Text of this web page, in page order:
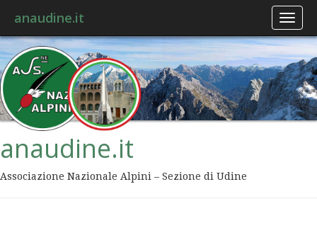
anaudine.it
anaudine.it
Associazione Nazionale Alpini – Sezione di Udine